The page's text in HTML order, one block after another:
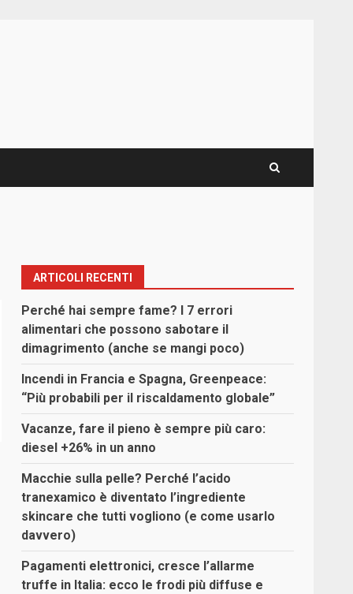
ARTICOLI RECENTI
Perché hai sempre fame? I 7 errori
alimentari che possono sabotare il
dimagrimento (anche se mangi poco)
Incendi in Francia e Spagna, Greenpeace:
“Più probabili per il riscaldamento globale”
Vacanze, fare il pieno è sempre più caro:
diesel +26% in un anno
Macchie sulla pelle? Perché l’acido
tranexamico è diventato l’ingrediente
skincare che tutti vogliono (e come usarlo
davvero)
Pagamenti elettronici, cresce l’allarme
truffe in Italia: ecco le frodi più diffuse e